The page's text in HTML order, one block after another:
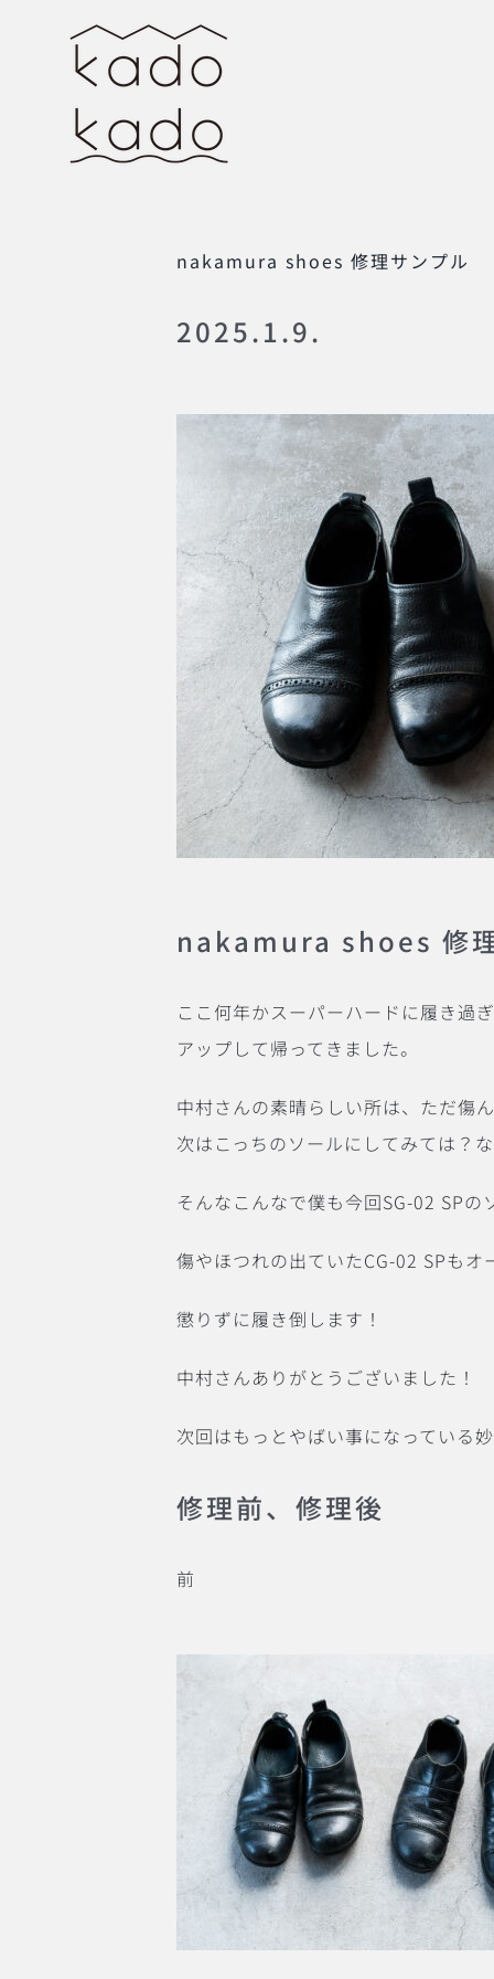
nakamura shoes 修理サンプル
2025.1.9.
nakamura shoes 修
ここ何年かスーパーハードに履き過
アップして帰ってきました。
中村さんの素晴らしい所は、ただ傷
次はこっちのソールにしてみては？
そんなこんなで僕も今回SG-02 SP
傷やほつれの出ていたCG-02 SPも
懲りずに履き倒します！
中村さんありがとうございました！
次回はもっとやばい事になっている
修理前、修理後
前